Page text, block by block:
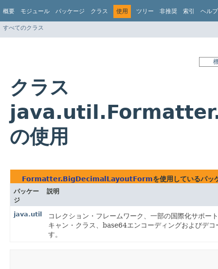
概要 モジュール パッケージ クラス 使用 ツリー 非推奨 索引 ヘルプ
すべてのクラス
クラス
の使用
Formatter.BigDecimalLayoutFormを使用しているパッ
パッケー
ジ
説明
java.util
コレクション・フレームワーク、一部の国際化サポー
キャン・クラス、base64エンコーディングおよびデ
す。